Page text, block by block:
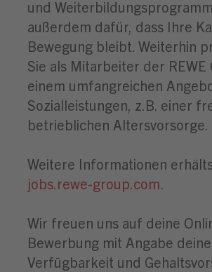
und
außerdem dafür, dass Ihre
Bewegung bleibt. Weiterhin
Sie als Mitarbeiter der REWE
einem umfangreichen
Sozialleistungen, z.B. einer
betrieblichen Altersvorsorge.
Weitere Informationen
jobs.rewe-group.com.
Wir freuen uns auf deine
Bewerbung mit Angabe
Verfügbarkeit und